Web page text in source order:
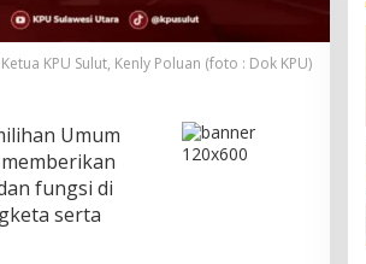
Ketua KPU Sulut, Kenly Poluan (foto : Dok KPU)
Umum
fungsi di
serta